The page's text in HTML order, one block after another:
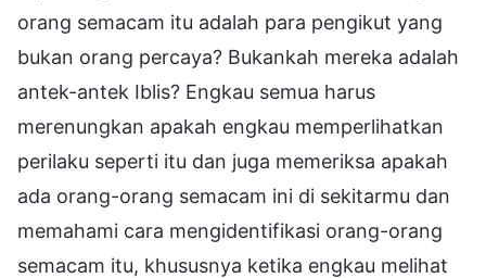
orang semacam itu adalah para pengikut yang
bukan orang percaya? Bukankah mereka adalah
antek-antek Iblis? Engkau semua harus
merenungkan apakah engkau memperlihatkan
perilaku seperti itu dan juga memeriksa apakah
ada orang-orang semacam ini di sekitarmu dan
memahami cara mengidentifikasi orang-orang
semacam itu, khususnya ketika engkau melihat